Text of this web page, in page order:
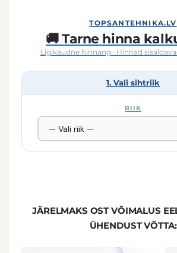
TOPSANTEHNIKA.LV
🚚 Tarne hinna
Ligikaudne hinnang · Hinnad
1. Vali sihtriik
RIIK
JÄRELMAKS OST VÕIMALUS
ÜHENDUST VÕTTA: